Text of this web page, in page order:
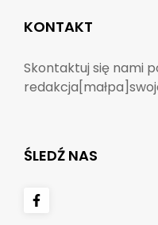
KONTAKT
Skontaktuj się nami
ŚLEDŹ NAS